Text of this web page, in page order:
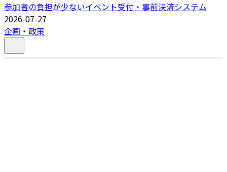
参加者の負担が少ないイベント受付・事前決済システム
2026-07-27
企画・政策